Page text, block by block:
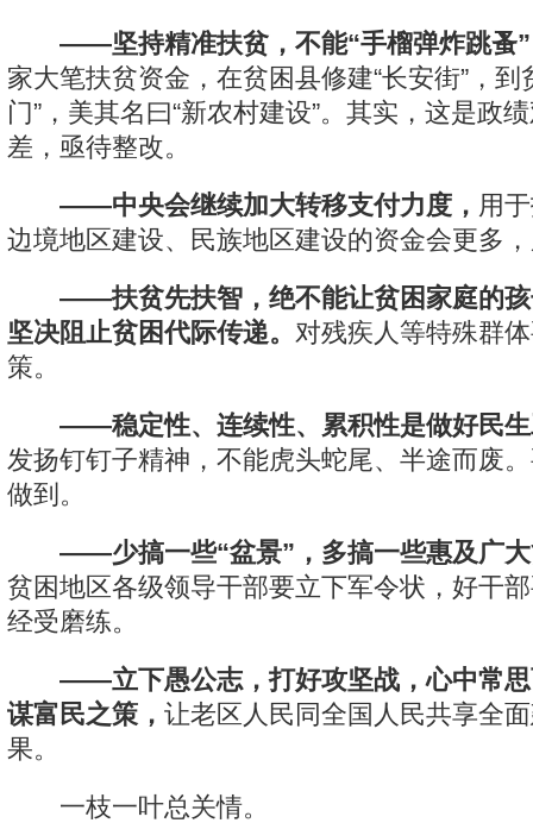
——坚持精准扶贫，不能“手榴弹炸跳蚤
家大笔扶贫资金，在贫困县修建“长安街”，到
门”，美其名曰“新农村建设”。其实，这是政
差，亟待整改。
——中央会继续加大转移支付力度， 用
边境地区建设、民族地区建设的资金会更多
——扶贫先扶智，绝不能让贫困家庭的
坚决阻止贫困代际传递。对残疾人等特殊群
策。
——稳定性、连续性、累积性是做好民
发扬钉钉子精神，不能虎头蛇尾、半途而废
做到。
——少搞一些“盆景”，多搞一些惠及广
贫困地区各级领导干部要立下军令状，好干
经受磨练。
——立下愚公志，打好攻坚战，心中常
谋富民之策，让老区人民同全国人民共享全
果。
一枝一叶总关情。